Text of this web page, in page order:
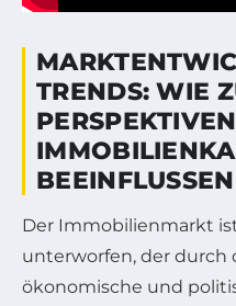
TRENDS: WIE
BEEINFLUSSEN
Der Immobilienmarkt
unterworfen, der durch
ökonomische und